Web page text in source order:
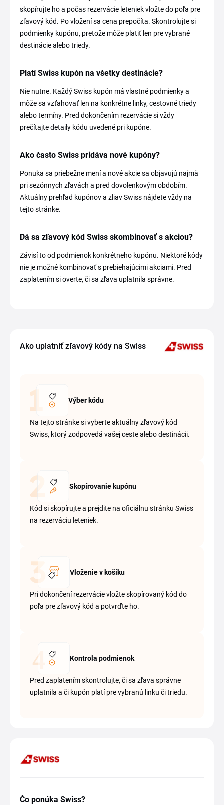
skopírujte ho a počas rezervácie leteniek vložte do poľa pre
zľavový kód. Po vložení sa cena prepočíta. Skontrolujte si
podmienky kupónu, pretože môže platiť len pre vybrané
destinácie alebo triedy.
Platí Swiss kupón na všetky destinácie?
Nie nutne. Každý Swiss kupón má vlastné podmienky a
môže sa vzťahovať len na konkrétne linky, cestovné triedy
alebo termíny. Pred dokončením rezervácie si vždy
prečítajte detaily kódu uvedené pri kupóne.
Ako často Swiss pridáva nové kupóny?
Ponuka sa priebežne mení a nové akcie sa objavujú najmä
pri sezónnych zľavách a pred dovolenkovým obdobím.
Aktuálny prehľad kupónov a zliav Swiss nájdete vždy na
tejto stránke.
Dá sa zľavový kód Swiss skombinovať s akciou?
Závisí to od podmienok konkrétneho kupónu. Niektoré kódy
nie je možné kombinovať s prebiehajúcimi akciami. Pred
zaplatením si overte, či sa zľava uplatnila správne.
Ako uplatniť zľavový kódy na Swiss
Výber kódu
Na tejto stránke si vyberte aktuálny zľavový kód
Swiss, ktorý zodpovedá vašej ceste alebo destinácii.
Skopírovanie kupónu
Kód si skopírujte a prejdite na oficiálnu stránku Swiss
na rezerváciu leteniek.
Vloženie v košíku
Pri dokončení rezervácie vložte skopírovaný kód do
poľa pre zľavový kód a potvrďte ho.
Kontrola podmienok
Pred zaplatením skontrolujte, či sa zľava správne
uplatnila a či kupón platí pre vybranú linku či triedu.
Čo ponúka Swiss?